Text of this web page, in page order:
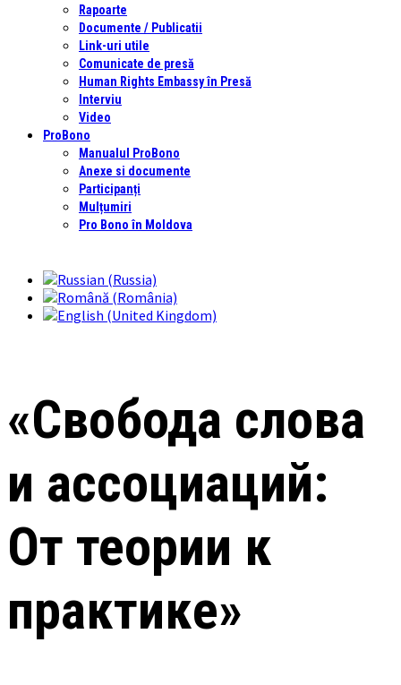
Rapoarte
Documente / Publicatii
Link-uri utile
Comunicate de presă
Human Rights Embassy în Presă
Interviu
Video
ProBono
Manualul ProBono
Anexe si documente
Participanți
Mulțumiri
Pro Bono în Moldova
«Свобода слова
и ассоциаций:
От теории к
практике»